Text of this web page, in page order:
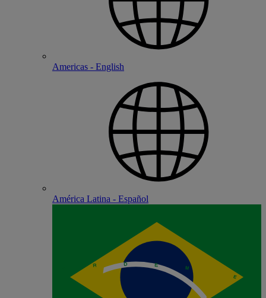
Americas - English
América Latina - Español